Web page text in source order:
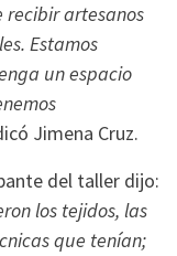
recibir artesanos
Estamos
un espacio
Jimena Cruz.
del taller dijo:
los tejidos, las
que tenían;